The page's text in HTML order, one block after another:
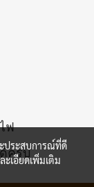
ฟ
ครับ
ประสบการณ์ที่ดี
ะเอียดเพิ่มเติม